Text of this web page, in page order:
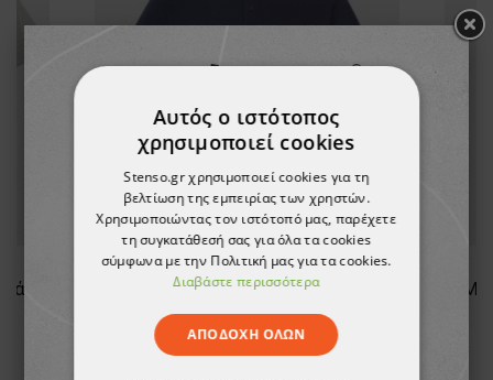
17,36 €
Αυτός ο ιστότοπος
χρησιμοποιεί cookies
Stenso.gr χρησιμοποιεί cookies για τη
βελτίωση της εμπειρίας των χρηστών.
Χρησιμοποιώντας τον ιστότοπό μας, παρέχετε
τη συγκατάθεσή σας για όλα τα cookies
σύμφωνα με την Πολιτική μας για τα cookies.
Διαβάστε περισσότερα
ΑΠΟΔΟΧΉ ΌΛΩΝ